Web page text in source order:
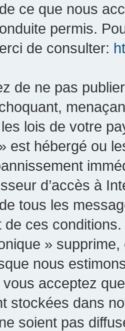
ce que nous
permis.
de consulter:
de ne pas
lois de votre
est hébergé ou
d’accès à
tous les
de ces
»
nous
vous acceptez
stockées dans
soient pas